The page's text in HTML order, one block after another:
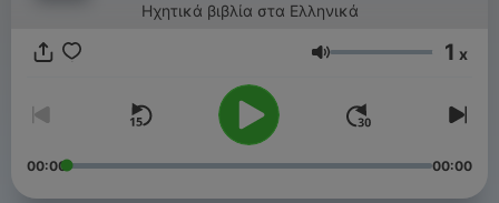
Ηχητικά βιβλία στα Ελληνικά
Ένταση 1 x
00:00 00:00